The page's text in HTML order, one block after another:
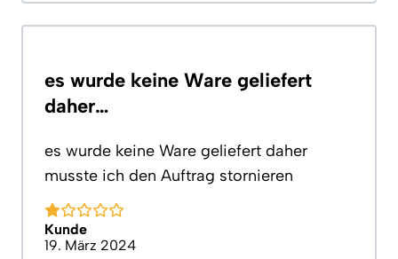
es wurde keine Ware geliefert
daher…
es wurde keine Ware geliefert daher
musste ich den Auftrag stornieren
Kunde
19. März 2024